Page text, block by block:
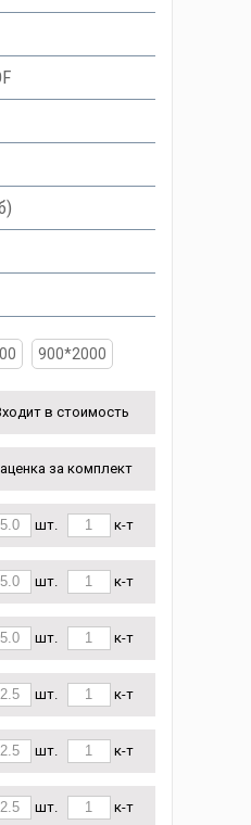
900*2000
в стоимость
за комплект
шт. к-т
шт. к-т
шт. к-т
шт. к-т
шт. к-т
шт. к-т